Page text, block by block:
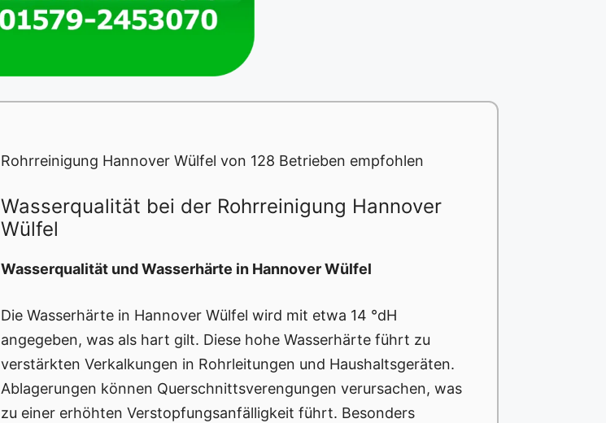
Rohrreinigung Hannover Wülfel von 128 Betrieben empfohlen
Wasserqualität bei der Rohrreinigung Hannover
Wülfel
Wasserqualität und Wasserhärte in Hannover Wülfel
Die Wasserhärte in Hannover Wülfel wird mit etwa 14 °dH
angegeben, was als hart gilt. Diese hohe Wasserhärte führt zu
verstärkten Verkalkungen in Rohrleitungen und Haushaltsgeräten.
Ablagerungen können Querschnittsverengungen verursachen, was
zu einer erhöhten Verstopfungsanfälligkeit führt. Besonders